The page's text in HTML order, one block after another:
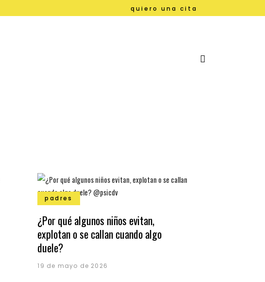
quiero una cita
padres
¿Por qué algunos niños evitan,
explotan o se callan cuando algo
duele?
19 de mayo de 2026